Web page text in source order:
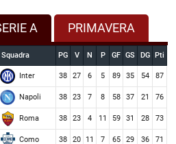
A PRIMAVERA
Squadra PG V N P GF GS DG Pti
Inter 38 27 6 5 89 35 54 87
Napoli 38 23 7 8 58 37 21 76
Roma 38 23 4 11 59 31 28 73
Como 38 20 11 7 65 29 36 71